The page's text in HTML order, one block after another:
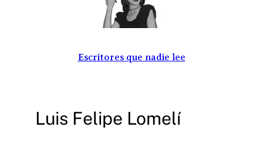
Escritores que nadie lee
Luis Felipe Lomelí